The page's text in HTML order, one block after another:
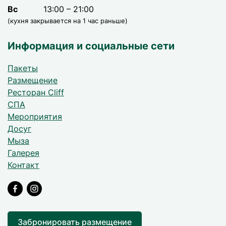
Вс 13:00 – 21:00
(кухня закрывается на 1 час раньше)
Информация и социальные сети
Пакеты
Размещение
Ресторан Cliff
СПА
Мероприятия
Досуг
Мыза
Галерея
Контакт
Забронировать размещение